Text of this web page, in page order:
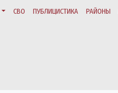
СВО ПУБЛИЦИСТИКА РАЙОНЫ